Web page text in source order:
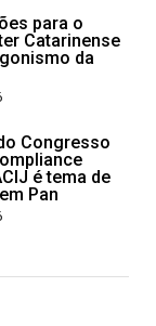
para o
Catarinense
da
Congresso
é tema de
Pan